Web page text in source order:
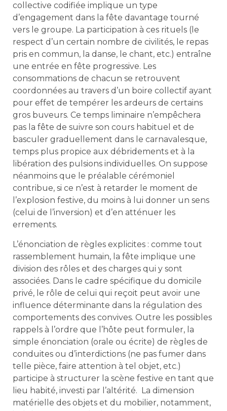
collective codifiée implique un type
d’engagement dans la fête davantage tourné
vers le groupe. La participation à ces rituels (le
respect d’un certain nombre de civilités, le repas
pris en commun, la danse, le chant, etc.) entraîne
une entrée en fête progressive. Les
consommations de chacun se retrouvent
coordonnées au travers d’un boire collectif ayant
pour effet de tempérer les ardeurs de certains
gros buveurs. Ce temps liminaire n’empêchera
pas la fête de suivre son cours habituel et de
basculer graduellement dans le carnavalesque,
temps plus propice aux débridements et à la
libération des pulsions individuelles. On suppose
néanmoins que le préalable cérémoniel
contribue, si ce n’est à retarder le moment de
l’explosion festive, du moins à lui donner un sens
(celui de l’inversion) et d’en atténuer les
errements.
L’énonciation de règles explicites : comme tout
rassemblement humain, la fête implique une
division des rôles et des charges qui y sont
associées. Dans le cadre spécifique du domicile
privé, le rôle de celui qui reçoit peut avoir une
influence déterminante dans la régulation des
comportements des convives. Outre les possibles
rappels à l’ordre que l’hôte peut formuler, la
simple énonciation (orale ou écrite) de règles de
conduites ou d’interdictions (ne pas fumer dans
telle pièce, faire attention à tel objet, etc.)
participe à structurer la scène festive en tant que
lieu habité, investi par l’altérité. La dimension
matérielle des objets et du mobilier, notamment,